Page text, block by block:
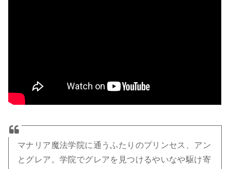
マナリア魔法学院に通うふたりのプリンセス、アン
とグレア。学院でグレアを見つけるやいなや駆け寄